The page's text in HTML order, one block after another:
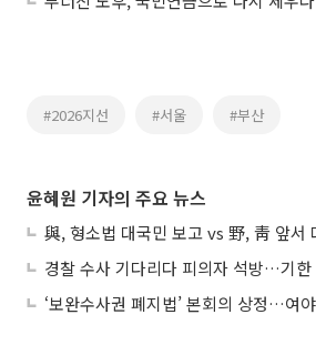
#2026지선 #서울 #부산
윤혜원 기자의 주요 뉴스